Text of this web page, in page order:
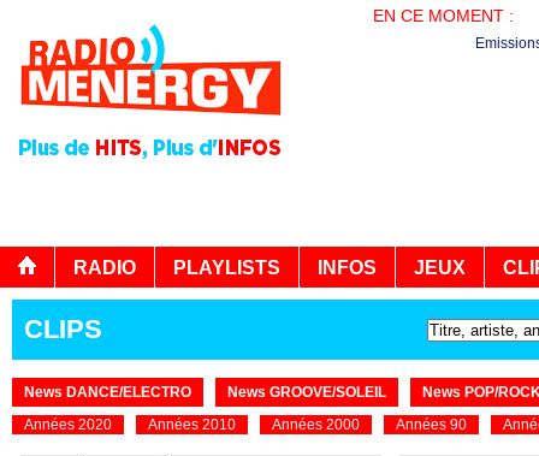
EN CE MOMENT :
RADIO PLAYLISTS INFOS JEUX
CLIPS
News DANCE/ELECTRO News GROOVE/SOLEIL
News POP/
Années 2020
Années 2010 Années 2000 Années 90